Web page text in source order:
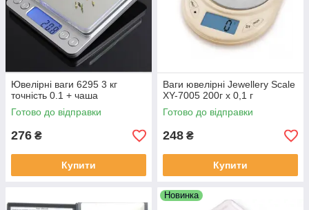
Ювелірні ваги 6295 3 кг
точність 0.1 + чаша
Готово до відправки
276 ₴
Купити
Ваги ювелірні Jewellery Scale
XY-7005 200г x 0,1 г
Готово до відправки
248 ₴
Купити
Новинка